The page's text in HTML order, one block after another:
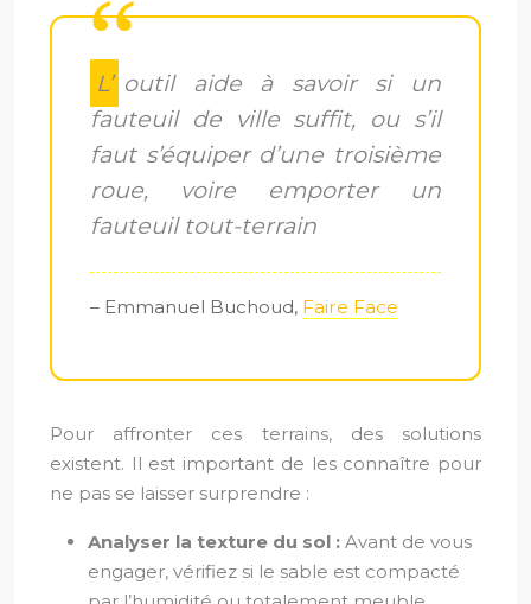
L’outil aide à savoir si un
fauteuil de ville suffit, ou s’il
faut s’équiper d’une troisième
roue, voire emporter un
fauteuil tout-terrain
– Emmanuel Buchoud, Faire Face
Pour affronter ces terrains, des solutions
existent. Il est important de les connaître pour
ne pas se laisser surprendre :
Analyser la texture du sol : Avant de vous
engager, vérifiez si le sable est compacté